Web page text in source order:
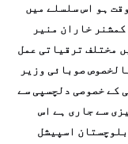
ہو اس سلسلے میں
خاران منیر
مختلف ترقیاتی عمل
صوبائی وزیر
کے خصوصی دلچسپی سے
سے جاری ہے اس
اسپیشل